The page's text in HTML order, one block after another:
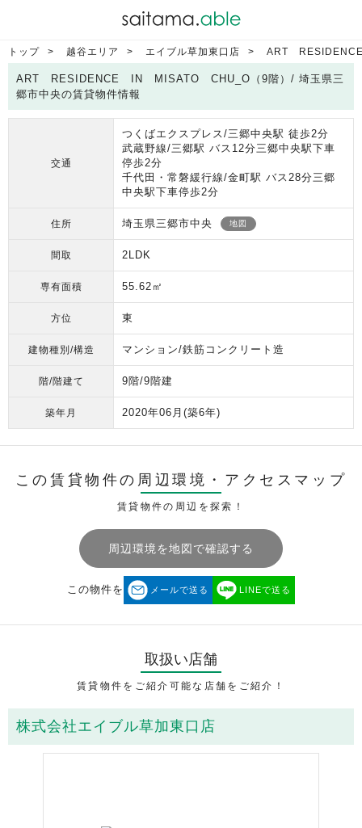
トップ 越谷エリア エイブル草加東口店 ART
ART RESIDENCE IN MISATO CHU_O（9階）/ 埼玉県三
郷市中央の賃貸物件情報
交通
つくばエクスプレス/三郷中央駅 徒歩2分
武蔵野線/三郷駅 バス12分三郷中央駅下車
停歩2分
千代田・常磐緩行線/金町駅 バス28分三郷
中央駅下車停歩2分
住所 埼玉県三郷市中央 地図
間取 2LDK
専有面積 55.62㎡
方位 東
建物種別/構造 マンション/鉄筋コンクリート造
階/階建て 9階/9階建
築年月 2020年06月 (築6年)
この賃貸物件の周辺環境・ アクセスマップ
賃貸物件の周辺を探索！
周辺環境を地図で確認する
この物件を メールで送る LINEで送る
取扱い店舗
賃貸物件をご紹介可能な店舗をご紹介！
株式会社エイブル草加東口店